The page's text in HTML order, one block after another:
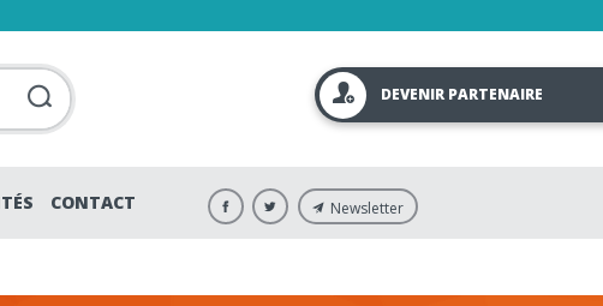
DEVENIR PARTENAIRE
CONTACT Newsletter